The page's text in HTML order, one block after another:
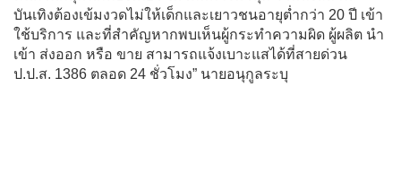
บันเทิงต้องเข้มงวดไม่ให้เด็กและเยาวชนอายุต่ำกว่า 20 ปี เข้า
ใช้บริการ และที่สำคัญหากพบเห็นผู้กระทำความผิด ผู้ผลิต นำ
เข้า ส่งออก หรือ ขาย สามารถแจ้งเบาะแสได้ที่สายด่วน
ป.ป.ส. 1386 ตลอด 24 ชั่วโมง” นายอนุกูลระบุ